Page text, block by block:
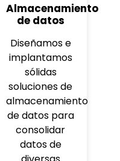
Almacenamiento
de datos
Diseñamos e
implantamos
sólidas
soluciones de
almacenamiento
de datos para
consolidar
datos de